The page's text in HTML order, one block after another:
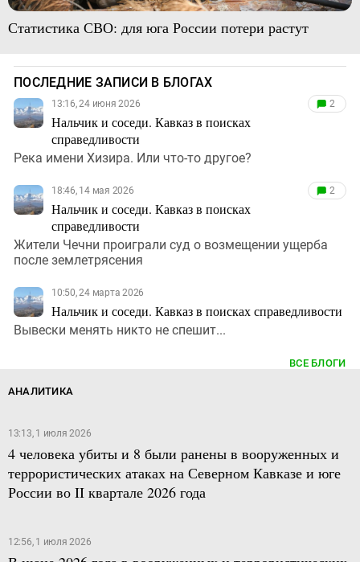
Статистика СВО: для юга России потери растут
ПОСЛЕДНИЕ ЗАПИСИ В БЛОГАХ
13:16, 24 июня 2026
Нальчик и соседи. Кавказ в поисках
справедливости
2
Река имени Хизира. Или что-то другое?
18:46, 14 мая 2026
Нальчик и соседи. Кавказ в поисках
справедливости
2
Жители Чечни проиграли суд о возмещении ущерба
после землетрясения
10:50, 24 марта 2026
Нальчик и соседи. Кавказ в поисках справедливости
Вывески менять никто не спешит...
ВСЕ БЛОГИ
АНАЛИТИКА
13:13, 1 июля 2026
4 человека убиты и 8 были ранены в вооруженных и
террористических атаках на Северном Кавказе и юге
России во II квартале 2026 года
12:56, 1 июля 2026